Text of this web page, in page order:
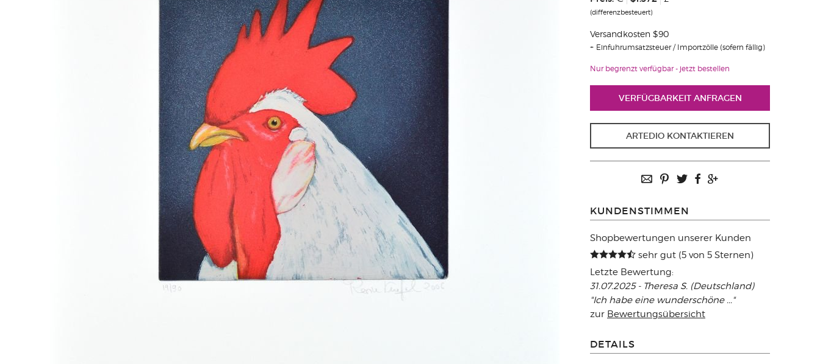
(differenzbesteuert)
Versandkosten $90
Einfuhrumsatzsteuer / Importzölle (sofern fällig)
Nur begrenzt verfügbar - jetzt bestellen
VERFÜGBARKEIT ANFRAGEN
ARTEDIO KONTAKTIEREN
KUNDENSTIMMEN
Shopbewertungen unserer Kunden
sehr gut (5 von 5 Sternen)
Letzte Bewertung:
31.07.2025 - Theresa S. (Deutschland)
"Ich habe eine wunderschöne ..."
zur Bewertungsübersicht
DETAILS